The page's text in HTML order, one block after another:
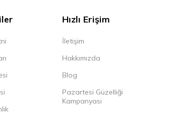
Hızlı Erişim
İletişim
Hakkımızda
Blog
Pazartesi Güzelliği
Kampanyası